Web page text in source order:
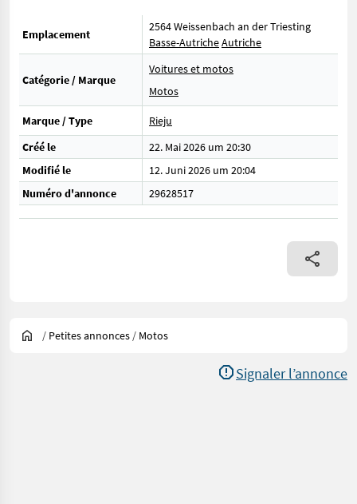
Emplacement
2564 Weissenbach an der Triesting
Basse-AutricheAutriche
Catégorie / Marque
Voitures et motos
Motos
Marque / Type
Rieju
Créé le
22. Mai 2026 um 20:30
Modifié le
12. Juni 2026 um 20:04
Numéro d'annonce
29628517
/ Petites annonces / Motos
Signaler l’annonce